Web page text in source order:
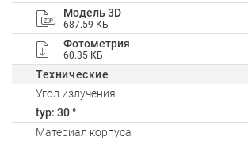
Модель 3D
687.59 КБ
Фотометрия
60.35 КБ
Технические
Угол излучения
typ: 30 °
Материал корпуса